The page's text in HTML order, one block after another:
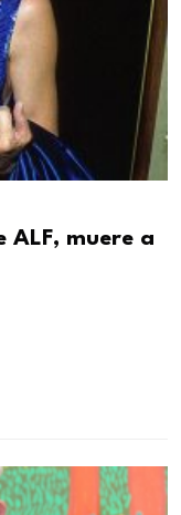
ALF, muere a